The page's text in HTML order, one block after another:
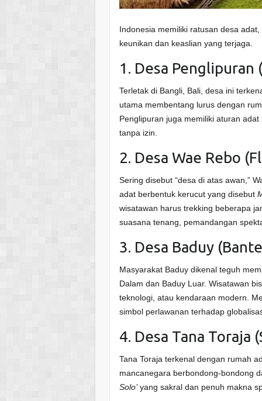
Indonesia memiliki ratusan desa
keunikan dan keaslian yang terjaga.
1. Desa Penglipuran
Terletak di Bangli, Bali, desa ini
utama membentang lurus dengan
Penglipuran juga memiliki aturan
tanpa izin.
2. Desa Wae Rebo
Sering disebut “desa di atas awan,”
adat berbentuk kerucut yang disebut
wisatawan harus trekking beberapa
suasana tenang, pemandangan
3. Desa Baduy
Masyarakat Baduy dikenal teguh
Dalam dan Baduy Luar. Wisatawan
teknologi, atau kendaraan modern.
simbol perlawanan terhadap
4. Desa Tana Toraja
Tana Toraja terkenal dengan rumah
mancanegara berbondong-bondong
Solo’yang sakral dan penuh makna